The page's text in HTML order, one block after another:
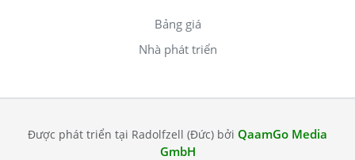
Bảng giá
Nhà phát triển
Được phát triển tại Radolfzell (Đức) bởi QaamGo Media
GmbH